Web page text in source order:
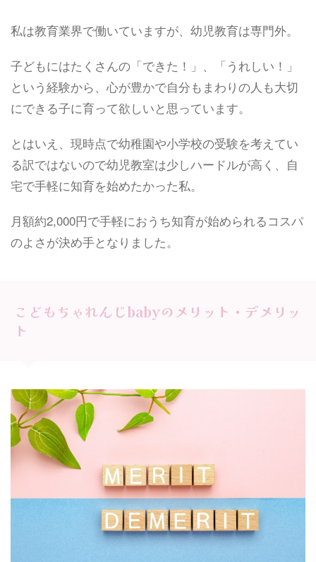
私は教育業界で働いていますが、幼児教育は専門外。
子どもにはたくさんの「できた！」、「うれしい！」
という経験から、心が豊かで自分もまわりの人も大切
にできる子に育って欲しいと思っています。
とはいえ、現時点で幼稚園や小学校の受験を考えてい
る訳ではないので幼児教室は少しハードルが高く、自
宅で手軽に知育を始めたかった私。
月額約2,000円で手軽におうち知育が始められるコスパ
のよさが決め手となりました。
こどもちゃれんじbabyのメリット・デメリッ
ト